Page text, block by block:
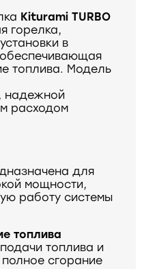
Kiturami TURBO
горелка,
в
топлива. Модель
надежной
расходом
для
мощности,
работу системы
топлива
топлива и
сгорание